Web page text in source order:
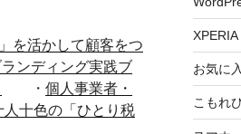
」を活かして顧客をつ
ンディング実践ブ
・ 個人事業者・
人十色の「ひとり税
お気に
こもれ